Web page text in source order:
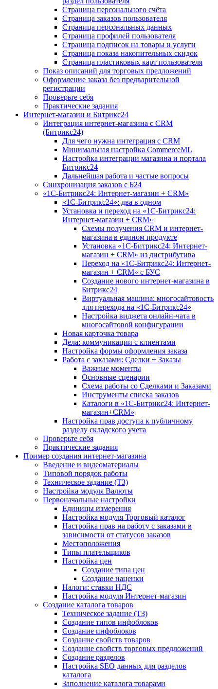
Страница персонального счёта
Страница заказов пользователя
Страница персональных данных
Страница профилей пользователя
Страница подписок на товары и услуги
Страница показа накопительных скидок
Страница пластиковых карт пользователя
Показ описаний для торговых предложений
Оформление заказа без предварительной
регистрации
Проверьте себя
Практические задания
Интернет-магазин и Битрикс24
Интеграция интернет-магазина с CRM
(Битрикс24)
Для чего нужна интеграция с CRM
Минимальная настройка CommerceML
Настройка интеграции магазина и портала
Битрикс24
Дальнейшая работа и частые вопросы
Синхронизация заказов с Б24
«1С-Битрикс24: Интернет-магазин + CRM»
«1С-Битрикс24»: два в одном
Установка и переход на «1С-Битрикс24:
Интернет-магазин + CRM»
Схемы получения CRM и интернет-
магазина в едином продукте
Установка «1С-Битрикс24: Интернет-
магазин + CRM» из дистрибутива
Переход на «1С-Битрикс24: Интернет-
магазин + CRM» с БУС
Создание нового интернет-магазина в
Битрикс24
Виртуальная машина: многосайтовость
для перехода на «1С-Битрикс24»
Настройка виджета онлайн-чата в
многосайтовой конфигурации
Новая карточка товара
Дела: коммуникации с клиентами
Настройка формы оформления заказа
Работа с заказами: Сделки + Заказы
Важные моменты
Основные сценарии
Схема работы со Сделками и Заказами
Инструменты списка заказов
Каталоги в «1С-Битрикс24: Интернет-
магазин+CRM»
Настройка прав доступа к публичному
разделу складского учета
Проверьте себя
Практические задания
Пример создания интернет-магазина
Введение и видеоматериалы
Типовой порядок работы
Техническое задание (ТЗ)
Настройка модуля Валюты
Первоначальные настройки
Единицы измерения
Настройка модуля Торговый каталог
Настройка прав на работу с заказами в
зависимости от статусов заказов
Местоположения
Типы плательщиков
Настройка цен
Создание типа цен
Создание наценки
Налоги: ставки НДС
Настройка модуля Интернет-магазин
Создание каталога товаров
Техническое задание (ТЗ)
Создание типов инфоблоков
Создание инфоблоков
Создание свойств товаров
Создание свойств торговых предложений
Создание разделов
Настройка SEO данных для разделов
каталога
Заполнение каталога товарами